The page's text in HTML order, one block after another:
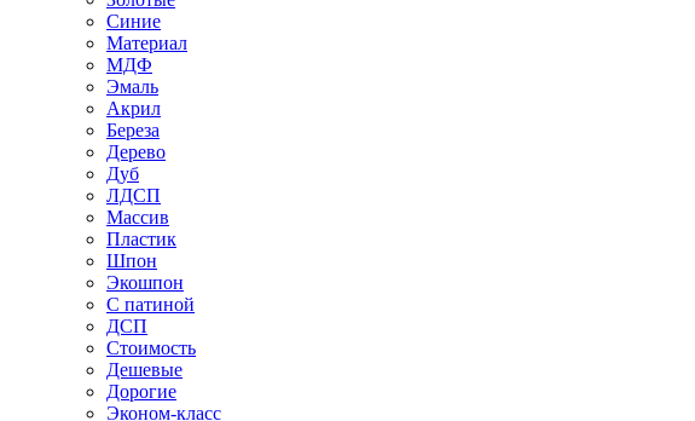
Синие
Материал
МДФ
Эмаль
Акрил
Береза
Дерево
Дуб
ЛДСП
Массив
Пластик
Шпон
Экошпон
С патиной
ДСП
Стоимость
Дешевые
Дорогие
Эконом-класс